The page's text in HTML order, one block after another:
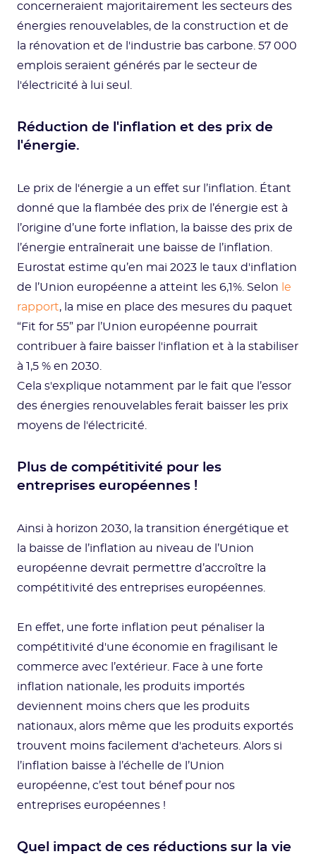
concerneraient majoritairement les secteurs des
énergies renouvelables, de la construction et de
la rénovation et de l'industrie bas carbone. 57 000
emplois seraient générés par le secteur de
l'électricité à lui seul.
Réduction de l'inflation et des prix de
l'énergie.
Le prix de l'énergie a un effet sur l’inflation. Étant
donné que la flambée des prix de l’énergie est à
l’origine d’une forte inflation, la baisse des prix de
l’énergie entraînerait une baisse de l’inflation.
Eurostat estime qu’en mai 2023 le taux d'inflation
de l’Union européenne a atteint les 6,1%. Selon le
rapport, la mise en place des mesures du paquet
“Fit for 55” par l’Union européenne pourrait
contribuer à faire baisser l'inflation et à la stabiliser
à 1,5 % en 2030.
Cela s'explique notamment par le fait que l’essor
des énergies renouvelables ferait baisser les prix
moyens de l'électricité.
Plus de compétitivité pour les
entreprises européennes !
Ainsi à horizon 2030, la transition énergétique et
la baisse de l’inflation au niveau de l’Union
européenne devrait permettre d’accroître la
compétitivité des entreprises européennes.
En effet, une forte inflation peut pénaliser la
compétitivité d'une économie en fragilisant le
commerce avec l’extérieur. Face à une forte
inflation nationale, les produits importés
deviennent moins chers que les produits
nationaux, alors même que les produits exportés
trouvent moins facilement d'acheteurs. Alors si
l’inflation baisse à l’échelle de l’Union
européenne, c’est tout bénef pour nos
entreprises européennes !
Quel impact de ces réductions sur la vie